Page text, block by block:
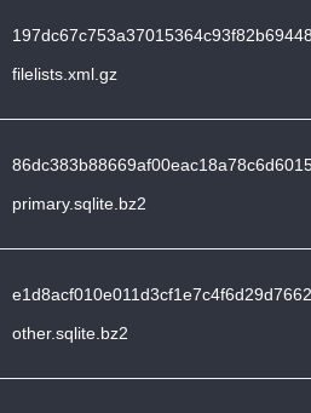
filelists.xml.gz
primary.sqlite.bz2
other.sqlite.bz2